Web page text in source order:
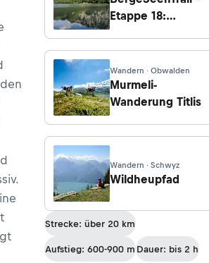
Etappe 18:
Gasthof
Jagersimmerl
Wandern · Obwalden
Murmeli-
Wanderung Titlis
Wandern · Schwyz
Wildheupfad
Strecke: über 20 km
Aufstieg: 600-900 m Dauer: bis 2 h